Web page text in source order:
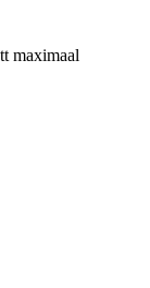
maximaal